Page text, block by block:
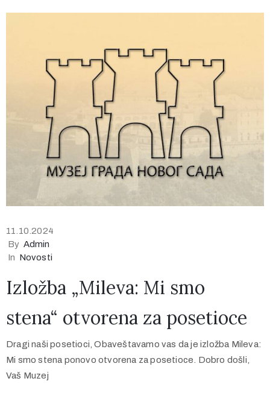
11.10.2024
By Admin
In Novosti
Izložba „Mileva: Mi smo
stena“ otvorena za posetioce
Dragi naši posetioci, Obaveštavamo vas da je izložba Mileva:
Mi smo stena ponovo otvorena za posetioce. Dobro došli,
Vaš Muzej